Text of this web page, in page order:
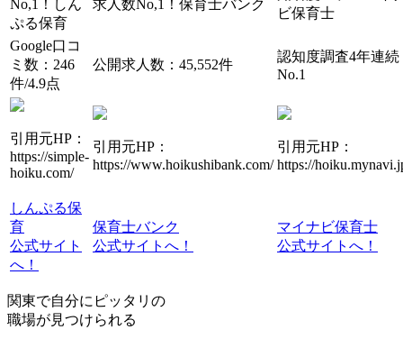
No,1！ しん
ぷる保育
求人数No,1！ 保育士バンク
ビ保育士
Google口コ
ミ数：246
件/4.9点
公開求人数：45,552件
認知度調査4年連続
No.1
引用元HP：
https://simple-
hoiku.com/
引用元HP：
https://www.hoikushibank.com/
引用元HP：
https://
しんぷる保
育
公式サイト
へ！
保育士バンク
公式サイトへ！
マイナビ保育士
公式サイトへ！
関東で自分にピッタリの
職場が見つけられる